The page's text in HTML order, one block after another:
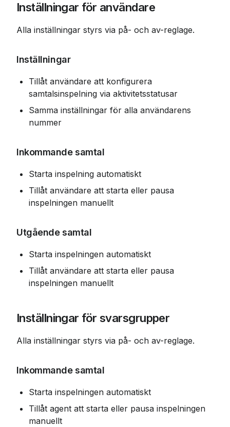
Inställningar för användare
Alla inställningar styrs via på- och av-reglage.
Inställningar
Tillåt användare att konfigurera
samtalsinspelning via aktivitetsstatusar
Samma inställningar för alla användarens
nummer
Inkommande samtal
Starta inspelning automatiskt
Tillåt användare att starta eller pausa
inspelningen manuellt
Utgående samtal
Starta inspelningen automatiskt
Tillåt användare att starta eller pausa
inspelningen manuellt
Inställningar för svarsgrupper
Alla inställningar styrs via på- och av-reglage.
Inkommande samtal
Starta inspelningen automatiskt
Tillåt agent att starta eller pausa inspelningen
manuellt